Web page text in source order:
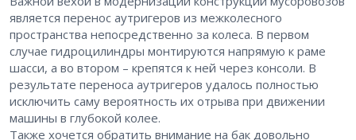
является перенос аутригеров из межколесного
пространства непосредственно за колеса. В первом
случае гидроцилиндры монтируются напрямую к раме
шасси, а во втором – крепятся к ней через консоли. В
результате переноса аутригеров удалось полностью
исключить саму вероятность их отрыва при движении
машины в глубокой колее.
Также хочется обратить внимание на бак довольно